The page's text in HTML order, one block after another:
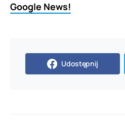
Google News!
Udostępnij